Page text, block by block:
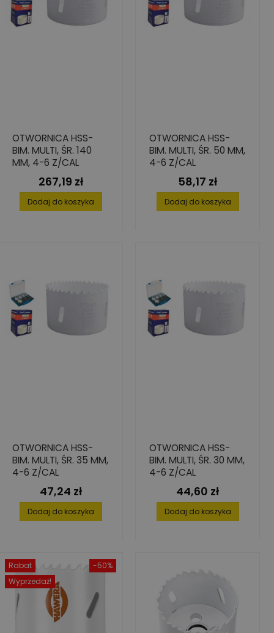
OTWORNICA HSS-
BIM. MULTI, ŚR. 140
MM, 4-6 Z/CAL
Cena
267,19 zł
Dodaj do koszyka
OTWORNICA HSS-
BIM. MULTI, ŚR. 50 MM,
4-6 Z/CAL
Cena
58,17 zł
Dodaj do koszyka
OTWORNICA HSS-
BIM. MULTI, ŚR. 35 MM,
4-6 Z/CAL
Cena
47,24 zł
Dodaj do koszyka
OTWORNICA HSS-
BIM. MULTI, ŚR. 30 MM,
4-6 Z/CAL
Cena
44,60 zł
Dodaj do koszyka
-50%
Rabat
Wyprzedaż!